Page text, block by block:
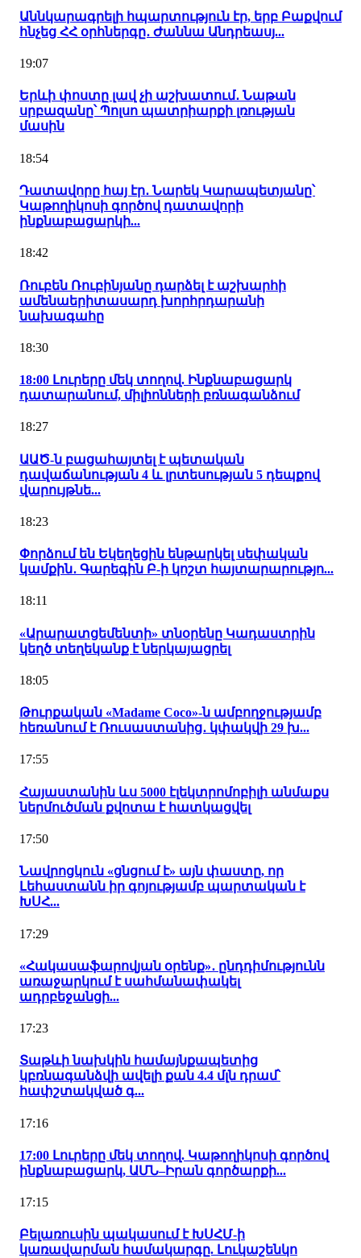
Աննկարագրելի հպարտություն էր, երբ Բաքվում
հնչեց ՀՀ օրհներգը․ Ժաննա Անդրեասյ...
19:07
Երևի փոստը լավ չի աշխատում․ Նաթան
սրբազանը՝ Պոլսո պատրիարքի լռության
մասին
18:54
Դատավորը հայ էր․ Նարեկ Կարապետյանը՝
Կաթողիկոսի գործով դատավորի
ինքնաբացարկի...
18:42
Ռուբեն Ռուբինյանը դարձել է աշխարհի
ամենաերիտասարդ խորհրդարանի
նախագահը
18:30
18:00 Լուրերը մեկ տողով. Ինքնաբացարկ
դատարանում, միլիոնների բռնագանձում
18:27
ԱԱԾ-ն բացահայտել է պետական
դավաճանության 4 և լրտեսության 5 դեպքով
վարույթնե...
18:23
Փորձում են Եկեղեցին ենթարկել սեփական
կամքին․ Գարեգին Բ-ի կոշտ հայտարարությո...
18:11
«Արարատցեմենտի» տնօրենը Կադաստրին
կեղծ տեղեկանք է ներկայացրել
18:05
Թուրքական «Madame Coco»-ն ամբողջությամբ
հեռանում է Ռուսաստանից․ կփակվի 29 խ...
17:55
Հայաստանին ևս 5000 էլեկտրոմոբիլի անմաքս
ներմուծման քվոտա է հատկացվել
17:50
Նավրոցկուն «ցնցում է» այն փաստը, որ
Լեհաստանն իր գոյությամբ պարտական է
ԽՍՀ...
17:29
«Հակասաֆարովյան օրենք»․ ընդդիմությունն
առաջարկում է սահմանափակել
ադրբեջանցի...
17:23
Տաթևի նախկին համայնքապետից
կբռնագանձվի ավելի քան 4.4 մլն դրամ՝
հափշտակված գ...
17:16
17:00 Լուրերը մեկ տողով. Կաթողիկոսի գործով
ինքնաբացարկ, ԱՄՆ–Իրան գործարքի...
17:15
Բելառուսին պակասում է ԽՍՀՄ-ի
կառավարման համակարգը. Լուկաշենկո